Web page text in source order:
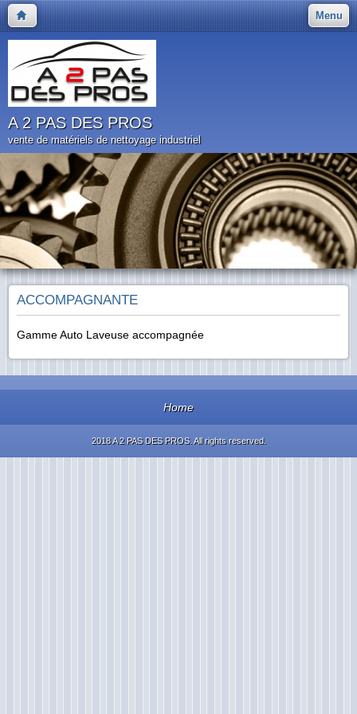
Menu
A 2 PAS DES PROS
vente de matériels de nettoyage industriel
ACCOMPAGNANTE
Gamme Auto Laveuse accompagnée
Home
2018 A 2 PAS DES PROS. All rights reserved.